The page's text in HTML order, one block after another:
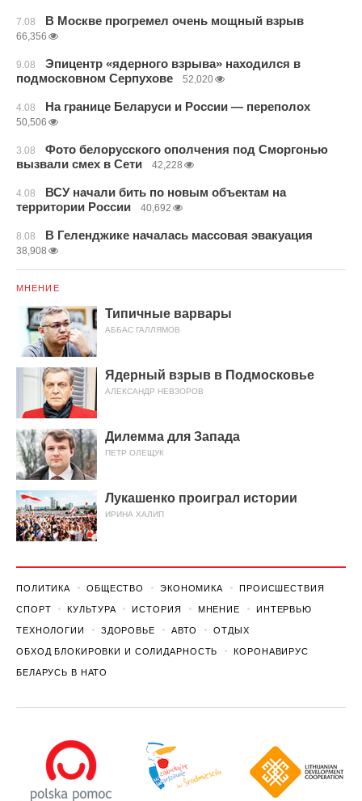
7.08 В Москве прогремел очень мощный взрыв
66,356
9.08
Эпицентр «ядерного взрыва» находился в
подмосковном Серпухове
52,020
4.08 На границе Беларуси и России — переполох
50,506
3.08
Фото белорусского ополчения под Сморгонью
вызвали смех в Сети
42,228
4.08
ВСУ начали бить по новым объектам на
территории России
40,692
8.08 В Геленджике началась массовая эвакуация
38,908
МНЕНИЕ
Типичные варвары
АББАС ГАЛЛЯМОВ
Ядерный взрыв в Подмосковье
АЛЕКСАНДР НЕВЗОРОВ
Дилемма для Запада
ПЕТР ОЛЕЩУК
Лукашенко проиграл истории
ИРИНА ХАЛИП
ПОЛИТИКА ОБЩЕСТВО ЭКОНОМИКА ПРОИСШЕСТВИЯ
СПОРТ КУЛЬТУРА ИСТОРИЯ МНЕНИЕ ИНТЕРВЬЮ
ТЕХНОЛОГИИ ЗДОРОВЬЕ АВТО ОТДЫХ
ОБХОД БЛОКИРОВКИ И СОЛИДАРНОСТЬ КОРОНАВИРУС
БЕЛАРУСЬ В НАТО